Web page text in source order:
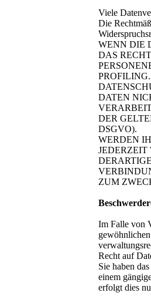
Viele
Die
WENN DIE
DAS
DATEN
DER
DSGVO).
WERDEN
JEDERZEIT
ZUM
Im Falle von
Recht auf
Sie haben
einem
erfolgt dies